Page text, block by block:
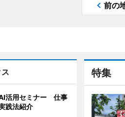
前の
特集
活用セミナー 仕事
践法紹介